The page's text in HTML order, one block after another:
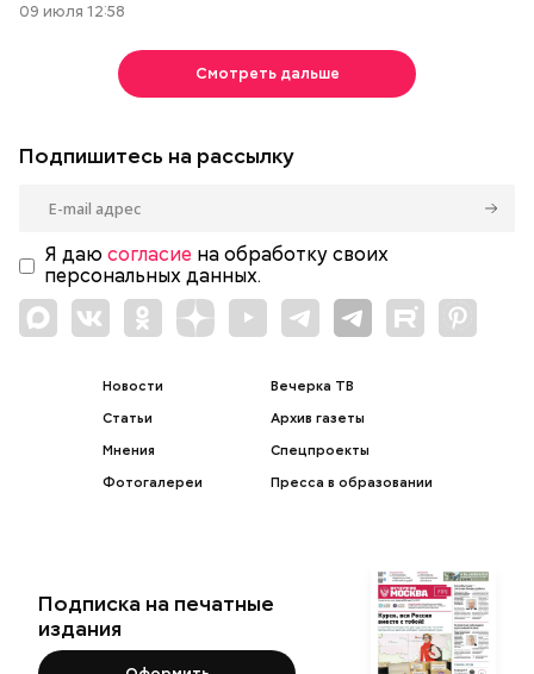
09 июля 12:58
Смотреть дальше
Подпишитесь на рассылку
Я даю согласие на обработку своих
персональных данных.
Новости
Статьи
Мнения
Фотогалереи
Вечерка ТВ
Архив газеты
Спецпроекты
Пресса в образовании
Подписка на печатные
издания